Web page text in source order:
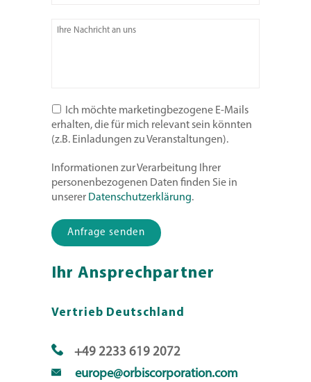
Ich möchte marketingbezogene E-Mails
erhalten, die für mich relevant sein könnten
(z.B. Einladungen zu Veranstaltungen).
Informationen zur Verarbeitung Ihrer
personenbezogenen Daten finden Sie in
unserer Datenschutzerklärung.
Bitte lasse dieses Feld leer.
Ihr Ansprechpartner
Vertrieb Deutschland
+49 2233 619 2072
europe@orbiscorporation.com